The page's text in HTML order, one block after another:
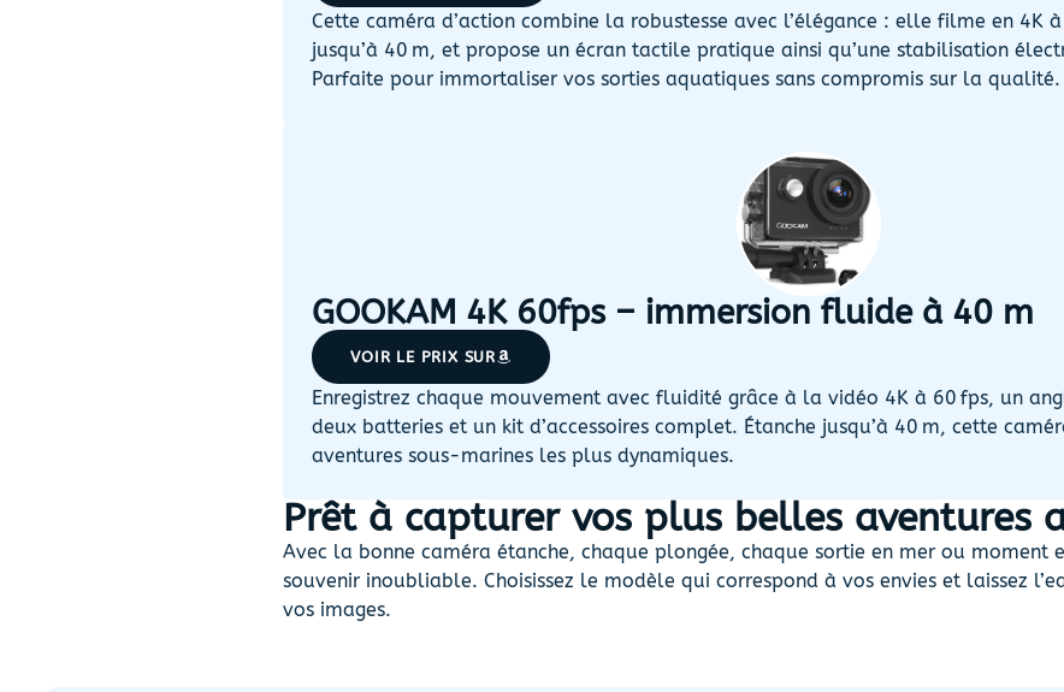
Cette caméra d’action combine la robustesse avec l’élégance : elle filme en 4K
jusqu’à 40 m, et propose un écran tactile pratique ainsi qu’une stabilisation
Parfaite pour immortaliser vos sorties aquatiques sans compromis sur la qualité.
GOOKAM 4K 60fps – immersion fluide à 40 m
VOIR LE PRIX SUR
Enregistrez chaque mouvement avec fluidité grâce à la vidéo 4K à 60 fps, un
deux batteries et un kit d’accessoires complet. Étanche jusqu’à 40 m, cette
aventures sous-marines les plus dynamiques.
Prêt à capturer vos plus belles aventures
Avec la bonne caméra étanche, chaque plongée, chaque sortie en mer ou moment
souvenir inoubliable. Choisissez le modèle qui correspond à vos envies et laissez
vos images.